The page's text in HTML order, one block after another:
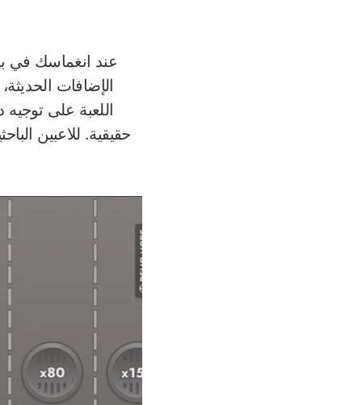
عند انغماسك في
الإضافات
اللعبة على
حقيقية. للاعبين